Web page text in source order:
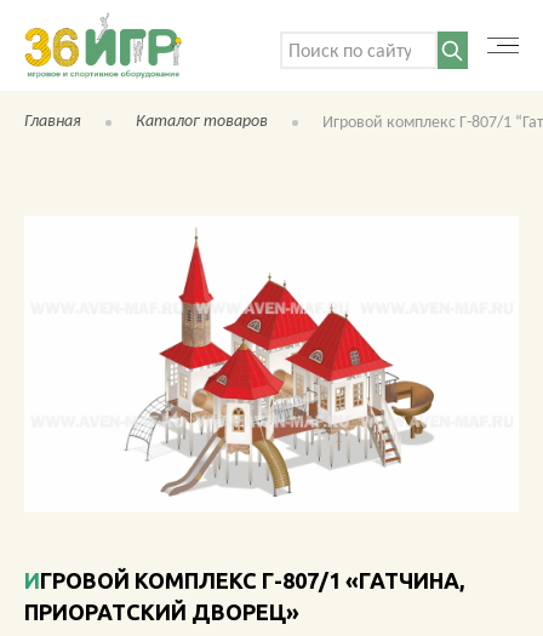
О КОМПАНИИ
Поиск:
Главная Каталог товаров Игровой комплекс Г-807/1
ИГРОВОЙ КОМПЛЕКС Г-807/1 «ГАТЧИНА,
ПРИОРАТСКИЙ ДВОРЕЦ»